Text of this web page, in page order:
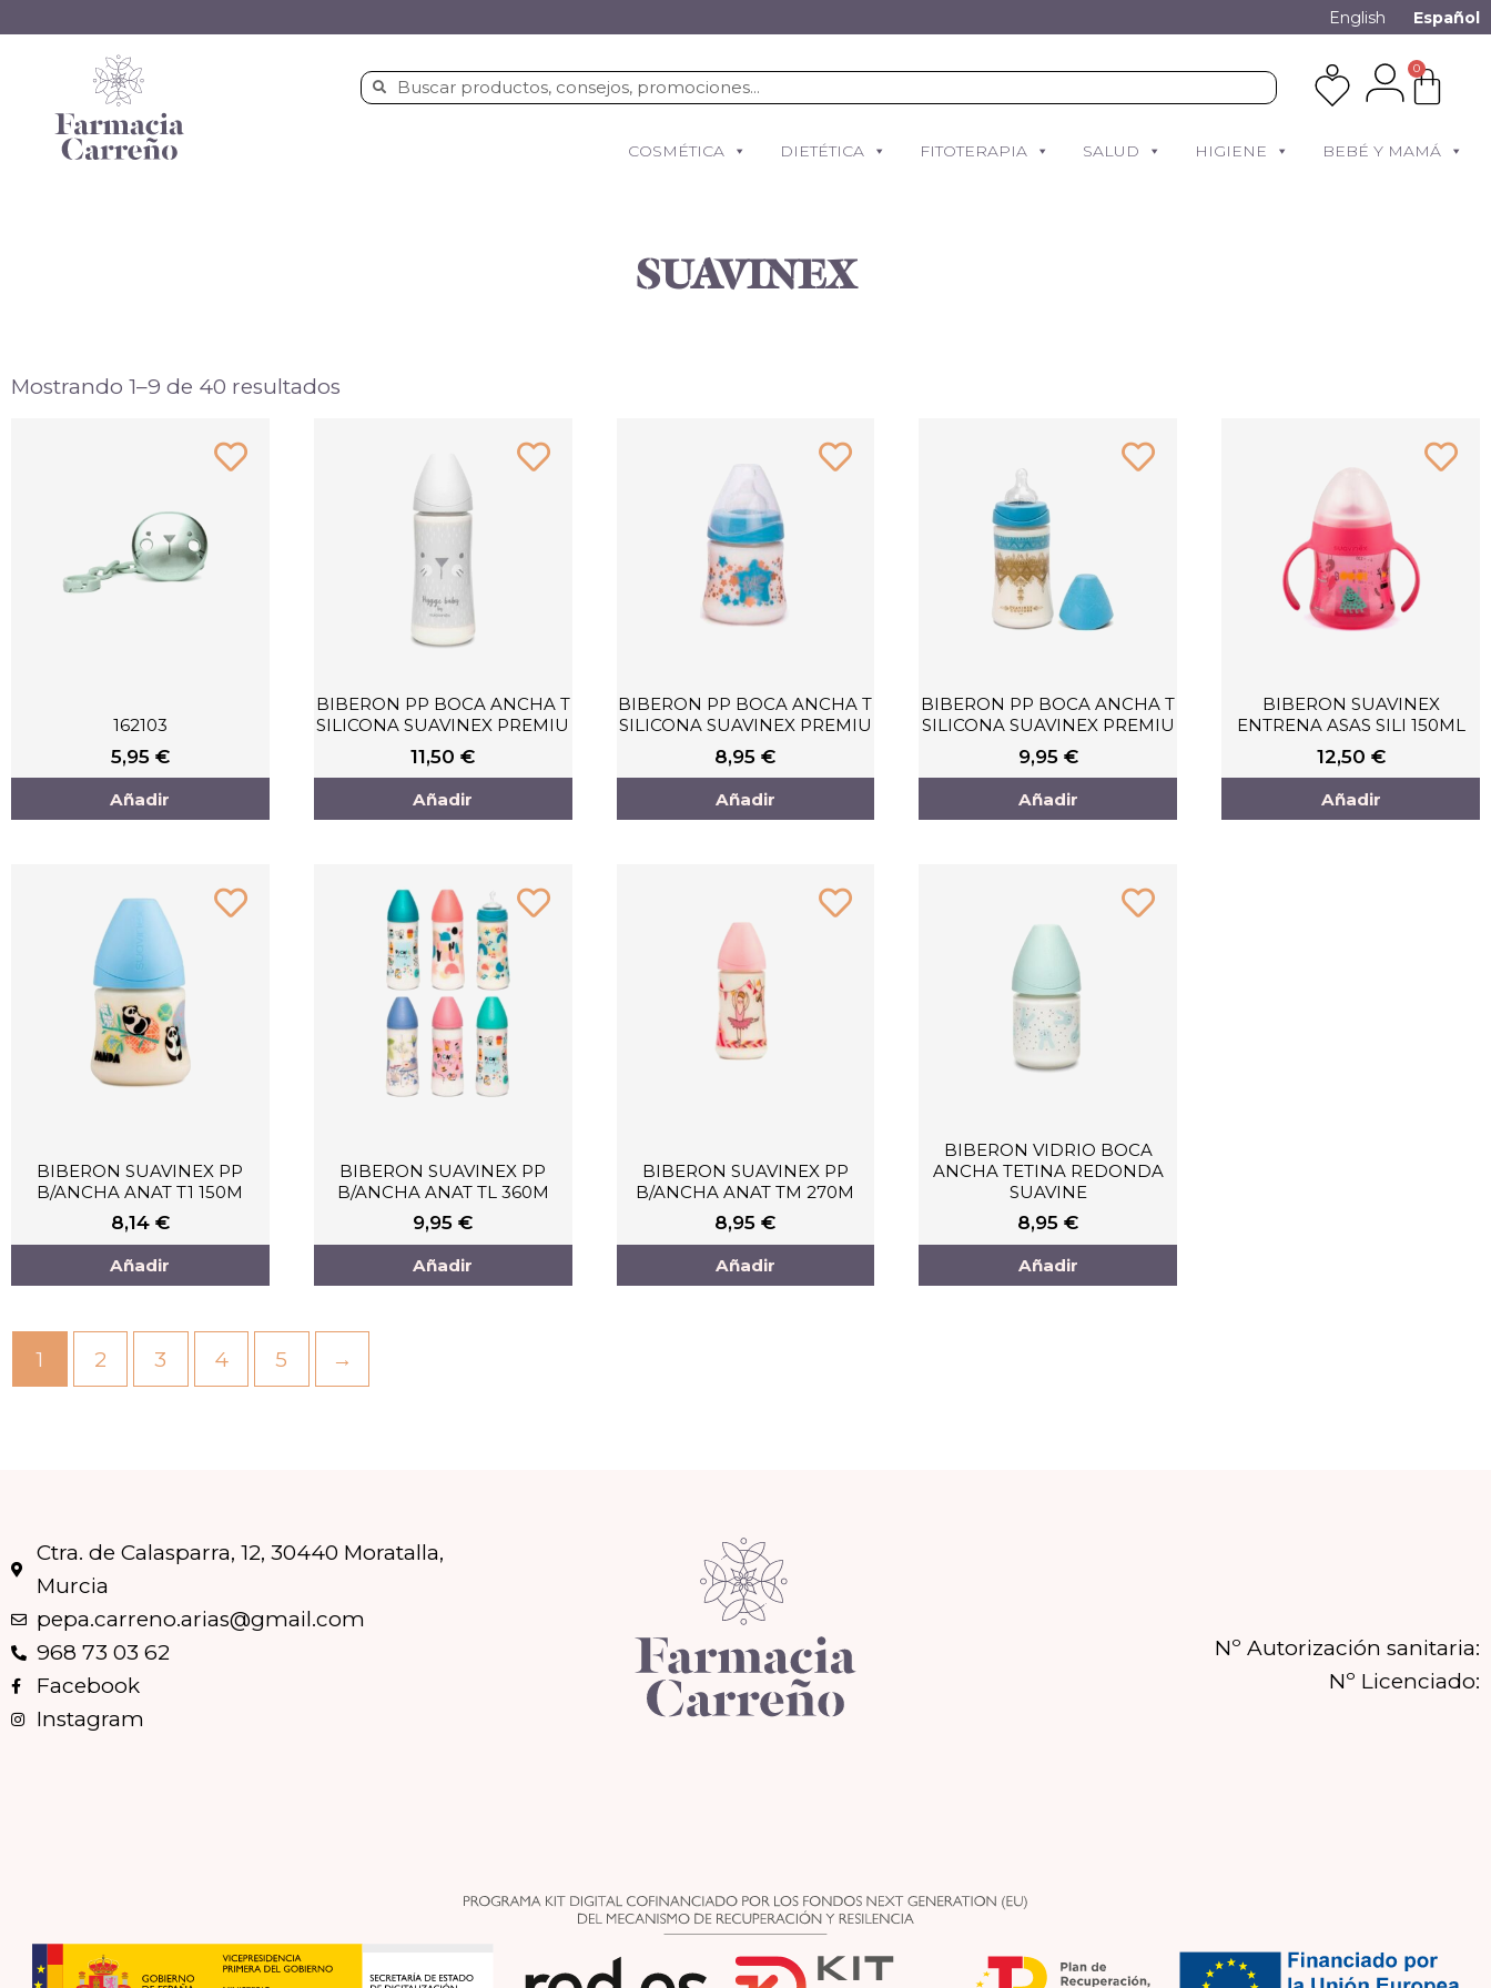
English Español
0
COSMÉTICA DIETÉTICA FITOTERAPIA SALUD HIGIENE BEBÉ Y MAMÁ
SUAVINEX
Mostrando 1–9 de 40 resultados
162103
5,95 €
Añadir
BIBERON PP BOCA ANCHA T
SILICONA SUAVINEX PREMIU
11,50€
Añadir
BIBERON PP BOCA ANCHA T
SILICONA SUAVINEX PREMIU
8,95€
Añadir
BIBERON PP BOCA ANCHA T
SILICONA SUAVINEX PREMIU
9,95 €
Añadir
BIBERON SUAVINEX
ENTRENA ASAS SILI 150ML
12,50 €
Añadir
BIBERON SUAVINEX PP
B/ANCHA ANAT T1 150M
8,14 €
Añadir
BIBERON SUAVINEX PP
B/ANCHA ANAT TL 360M
9,95€
Añadir
BIBERON SUAVINEX PP
B/ANCHA ANAT TM 270M
8,95€
Añadir
BIBERON VIDRIO BOCA
ANCHA TETINA REDONDA
SUAVINE
8,95€
Añadir
1 2 3 4 5 →
Ctra. de Calasparra, 12, 30440 Moratalla,
Murcia
pepa.carreno.arias@gmail.com
968 73 03 62
Facebook
Instagram
Nº Autorización sanitaria:
Nº Licenciado: